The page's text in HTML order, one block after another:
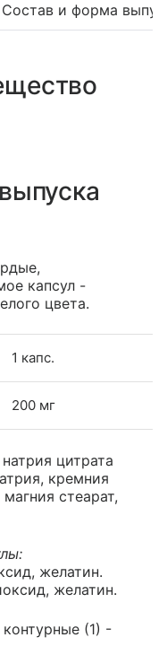
Состав и форма
капсул -
цвета.
1 капс.
200 мг
цитрата
кремния
стеарат,
желатин.
желатин.
(1) -